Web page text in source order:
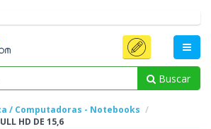
Buscar
/ Computadoras - Notebooks
HD DE 15,6